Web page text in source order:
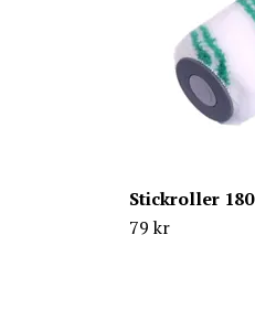
Stickroller 180
79 kr